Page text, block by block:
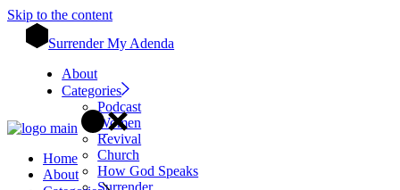
Skip to the content
Surrender My Adenda
About
Categories
Podcast
Women
Revival
Church
How God Speaks
Surrender
Home
About